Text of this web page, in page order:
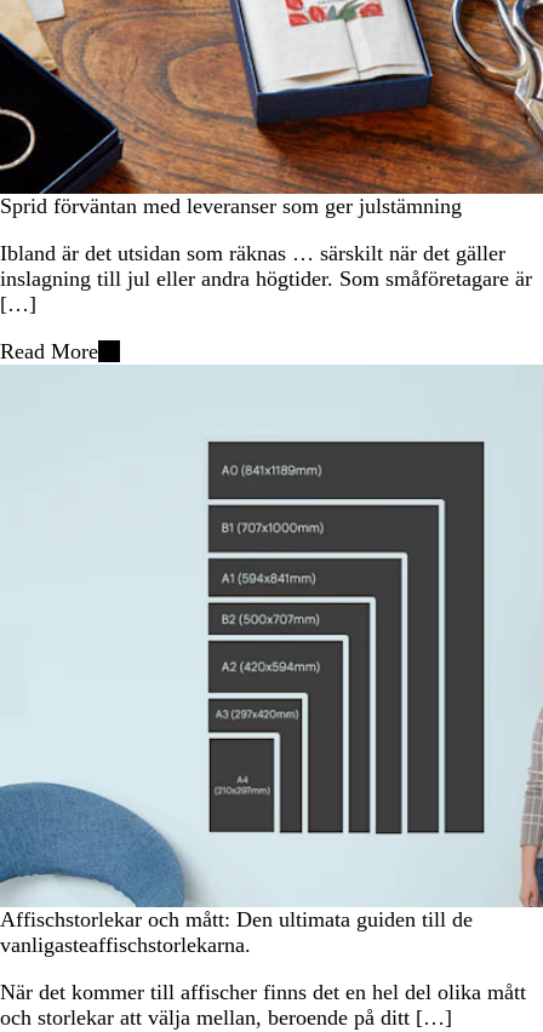
Sprid förväntan med leveranser som ger julstämning
Ibland är det utsidan som räknas … särskilt när det gäller
inslagning till jul eller andra högtider. Som småföretagare är
[…]
Read More
Affischstorlekar och mått: Den ultimata guiden till de
vanligasteaffischstorlekarna.
När det kommer till affischer finns det en hel del olika mått
och storlekar att välja mellan, beroende på ditt […]